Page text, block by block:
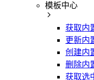
模板中心
获取内
更新内
创建内
删除内
获取选